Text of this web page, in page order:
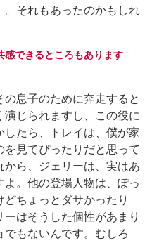
。それもあったのかもしれ
感できるところもあります
息子のために奔走すると
じられますし、この役に
たら、トレイは、僕が家
見てぴったりだと思って
ら、ジェリーは、実はあ
よ。他の登場人物は、ぽっ
ちょっとダサかったり
はそうした個性があまり
もないんです。むしろ